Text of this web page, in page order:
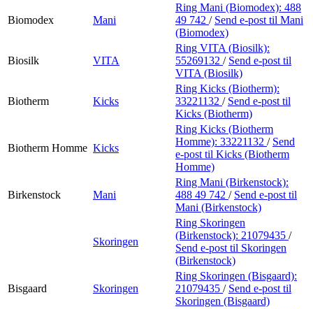
Biomodex Mani
Ring Mani (Biomodex): 488
49 742 / Send e-post til Mani
(Biomodex)
Biosilk VITA
Ring VITA (Biosilk):
55269132 / Send e-post til
VITA (Biosilk)
Biotherm Kicks
Ring Kicks (Biotherm):
33221132 / Send e-post til
Kicks (Biotherm)
Biotherm Homme Kicks
Ring Kicks (Biotherm
Homme): 33221132 / Send
e-post til Kicks (Biotherm
Homme)
Birkenstock Mani
Ring Mani (Birkenstock):
488 49 742 / Send e-post til
Mani (Birkenstock)
Skoringen
Ring Skoringen
(Birkenstock): 21079435 /
Send e-post til Skoringen
(Birkenstock)
Bisgaard Skoringen
Ring Skoringen (Bisgaard):
21079435 / Send e-post til
Skoringen (Bisgaard)